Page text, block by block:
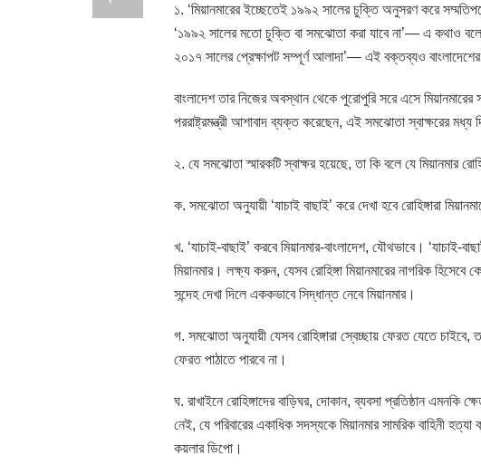
১. ‘মিয়ানমারের ইচ্ছেতেই ১৯৯২ সালের চুক্তি অনুসরণ করে
‘১৯৯২ সালের মতো চুক্তি বা সমঝোতা করা যাবে না’— এ কথাও
২০১৭ সালের প্রেক্ষাপট সম্পূর্ণ আলাদা’— এই বক্তব্যও বাংলাদেশের
বাংলাদেশ তার নিজের অবস্থান থেকে পুরোপুরি সরে এসে
পররাষ্ট্রমন্ত্রী আশাবাদ ব্যক্ত করেছেন, এই সমঝোতা স্বাক্ষরের মধ্য
২. যে সমঝোতা স্মারকটি স্বাক্ষর হয়েছে, তা কি বলে যে মিয়ানমার
ক. সমঝোতা অনুযায়ী ‘যাচাই বাছাই’ করে দেখা হবে রোহিঙ্গারা
খ. ‘যাচাই-বাছাই’ করবে মিয়ানমার-বাংলাদেশ, যৌথভাবে। ‘যাচাই-
মিয়ানমার। লক্ষ্য করুন, যেসব রোহিঙ্গা মিয়ানমারের নাগরিক
সন্দেহ দেখা দিলে এককভাবে সিদ্ধান্ত নেবে মিয়ানমার।
গ. সমঝোতা অনুযায়ী যেসব রোহিঙ্গারা স্বেচ্ছায় ফেরত যেতে
ফেরত পাঠাতে পারবে না।
ঘ. রাখাইনে রোহিঙ্গাদের বাড়িঘর, দোকান, ব্যবসা প্রতিষ্ঠান
নেই, যে পরিবারের একাধিক সদস্যকে মিয়ানমার সামরিক বাহিনী
কয়লার ডিপো।